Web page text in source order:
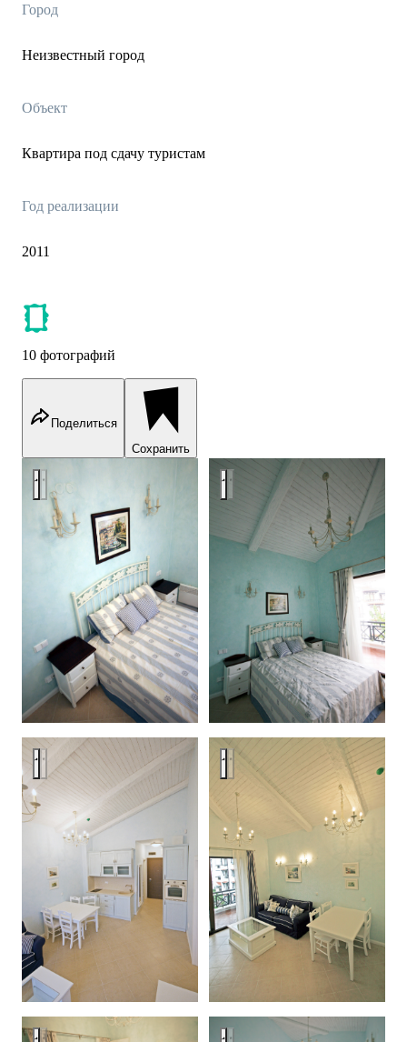
Город
Неизвестный город
Объект
Квартира под сдачу туристам
Год реализации
2011
10 фотографий
Поделиться
Сохранить
Bulgaria, Oasis Resort & Spa, apartment #5Bulgaria, Oasis Resort & Spa,
Bulgaria, Oasis Resort & Spa, apartment #5Bulgaria, Oasis Resort & Spa,
Bulgaria, Oasis Resort & Spa, apartment #5Bulgaria, Oasis Resort & Spa,